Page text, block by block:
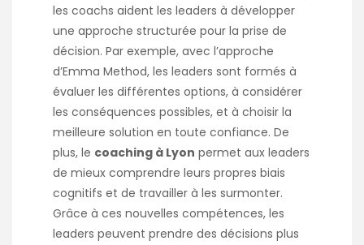
les coachs aident les leaders à développer
une approche structurée pour la prise de
décision. Par exemple, avec l’approche
d’Emma Method, les leaders sont formés à
évaluer les différentes options, à considérer
les conséquences possibles, et à choisir la
meilleure solution en toute confiance. De
plus, le coaching à Lyon permet aux leaders
de mieux comprendre leurs propres biais
cognitifs et de travailler à les surmonter.
Grâce à ces nouvelles compétences, les
leaders peuvent prendre des décisions plus